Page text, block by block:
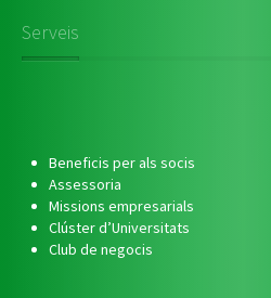
Serveis
Beneficis per als socis
Assessoria
Missions empresarials
Clúster d’Universitats
Club de negocis